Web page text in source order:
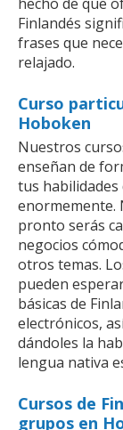
Finlandés
frases que
relajado.
Curso
Hoboken
Nuestros
enseñan de
tus habilidades
enormemente.
pronto serás
negocios
otros temas.
pueden
básicas de
electrónicos,
dándoles la
lengua nativa
Cursos de
grupos en